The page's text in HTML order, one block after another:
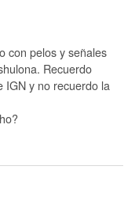
con pelos y señales
Recuerdo
IGN y no recuerdo la